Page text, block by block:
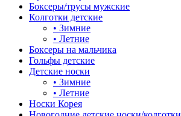
Боксеры/трусы мужские
Колготки детские
• Зимние
• Летние
Боксеры на мальчика
Гольфы детские
Детские носки
• Зимние
• Летние
Носки Корея